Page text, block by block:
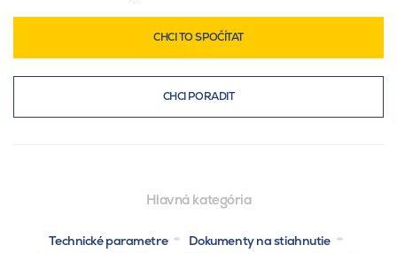
CHCI TO SPOČÍTAT
CHCI PORADIT
Hlavná kategória
Technické parametre
Dokumenty na stiahnutie